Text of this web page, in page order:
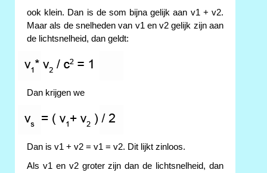
ook klein. Dan is de som bijna gelijk aan v1 + v2.
Maar als de snelheden van v1 en v2 gelijk zijn aan
de lichtsnelheid, dan geldt:
Dan krijgen we
Dan is v1 + v2 = v1 = v2. Dit lijkt zinloos.
Als v1 en v2 groter zijn dan de lichtsnelheid, dan